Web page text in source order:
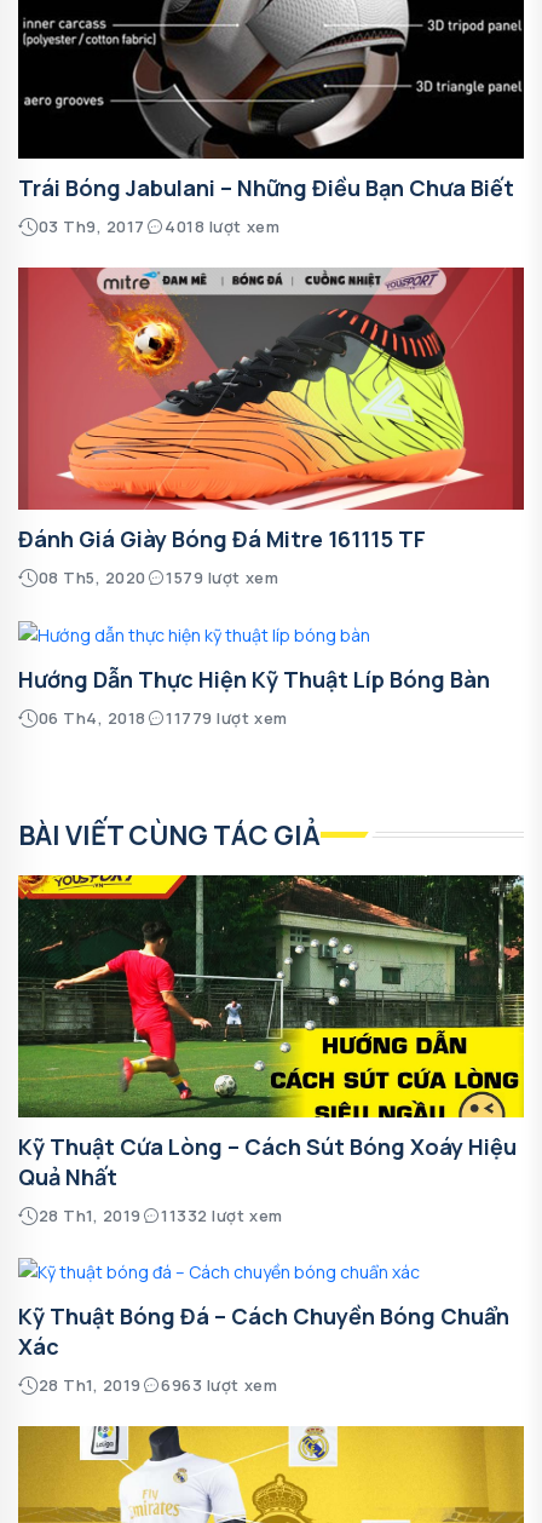
Trái Bóng Jabulani – Những Điều Bạn Chưa Biết
03 Th9, 2017 4018 lượt xem
Đánh Giá Giày Bóng Đá Mitre 161115 TF
08 Th5, 2020 1579 lượt xem
Hướng Dẫn Thực Hiện Kỹ Thuật Líp Bóng Bàn
06 Th4, 2018 11779 lượt xem
BÀI VIẾT CÙNG TÁC GIẢ
Kỹ Thuật Cứa Lòng – Cách Sút Bóng Xoáy Hiệu
Quả Nhất
28 Th1, 2019 11332 lượt xem
Kỹ Thuật Bóng Đá – Cách Chuyền Bóng Chuẩn
Xác
28 Th1, 2019 6963 lượt xem